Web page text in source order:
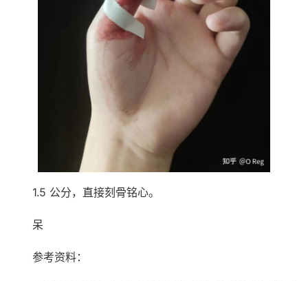
1.5 公分，直接刻骨铭心。
呆
参考资料：